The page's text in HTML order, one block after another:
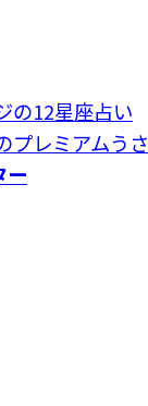
の12星座占い
プレミアムう
ー